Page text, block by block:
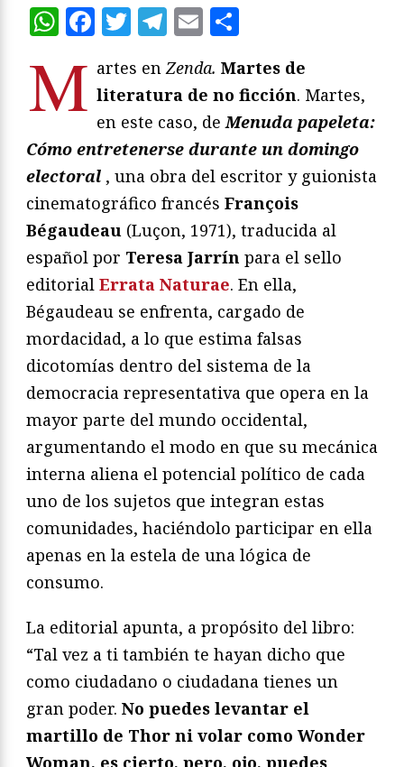
WhatsApp
Facebook
Twitter
Telegram
Email
M artes enZenda. Martes de
literatura de no ficción. Martes,
en este caso, deMenuda papeleta:
Cómo entretenerse durante un domingo
electoral , una obra del escritor y guionista
cinematográfico francés François
Bégaudeau (Luçon, 1971), traducida al
español por Teresa Jarrín para el sello
editorial Errata Naturae. En ella,
Bégaudeau se enfrenta, cargado de
mordacidad, a lo que estima falsas
dicotomías dentro del sistema de la
democracia representativa que opera en la
mayor parte del mundo occidental,
argumentando el modo en que su mecánica
interna aliena el potencial político de cada
uno de los sujetos que integran estas
comunidades, haciéndolo participar en ella
apenas en la estela de una lógica de
consumo.
La editorial apunta, a propósito del libro:
“Tal vez a ti también te hayan dicho que
como ciudadano o ciudadana tienes un
gran poder. No puedes levantar el
martillo de Thor ni volar como Wonder
Woman, es cierto, pero, ojo, puedes